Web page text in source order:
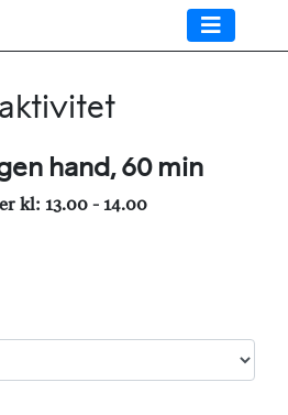
hand, 60 min
kl: 13.00 - 14.00